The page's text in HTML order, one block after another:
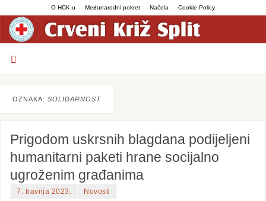
O HCK-u Međunarodni pokret Načela Cookie Policy
OZNAKA: SOLIDARNOST
Prigodom uskrsnih blagdana podijeljeni
humanitarni paketi hrane socijalno
ugroženim građanima
7. travnja 2023. Novosti